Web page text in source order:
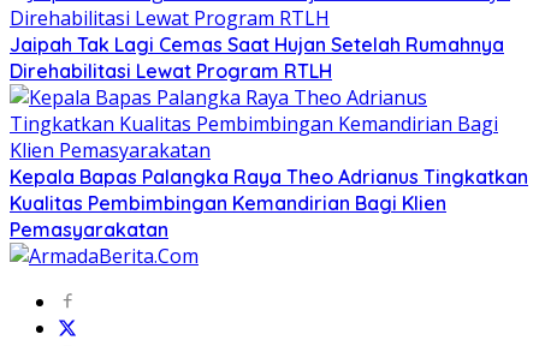
Jaipah Tak Lagi Cemas Saat Hujan Setelah Rumahnya
Direhabilitasi Lewat Program RTLH
Kepala Bapas Palangka Raya Theo Adrianus Tingkatkan
Kualitas Pembimbingan Kemandirian Bagi Klien
Pemasyarakatan